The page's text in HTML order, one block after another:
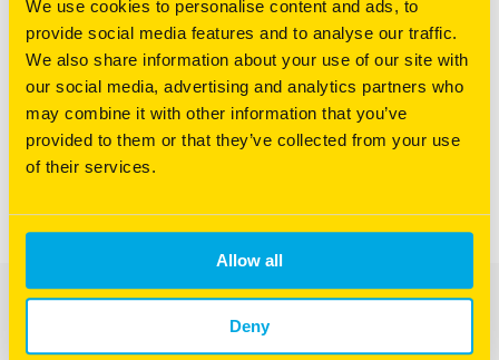
We use cookies to personalise content and ads, to
provide social media features and to analyse our traffic.
We also share information about your use of our site with
our social media, advertising and analytics partners who
may combine it with other information that you’ve
provided to them or that they’ve collected from your use
of their services.
Allow all
Deny
Pour mes terrains de sport et mes espaces verts privés et publics, je
cherche une solution adaptée pour l’engazonnement et la
végétalisation.
BARENBRUG, PARTENAIRE D'UNE PELOUSE RÉUSSIE
Chez Barenbrug, les besoins de nos clients sont à l’origine de
toutes nos préoccupations et de toutes nos innovations. Nous